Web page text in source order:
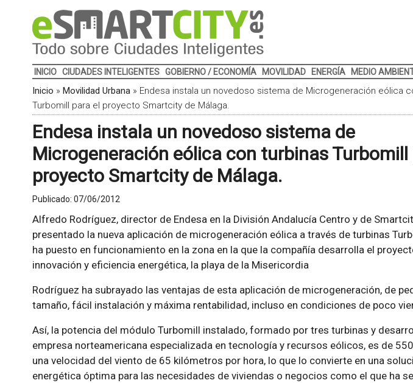
INICIO CIUDADES INTELIGENTES GOBIERNO / ECONOMÍA MOVILIDAD ENERGÍA MEDIO
Inicio » Movilidad Urbana» Endesa instala un novedoso sistema de Microgeneración eólica
Turbomill para el proyecto Smartcity de Málaga.
Endesa instala un novedoso sistema de
Microgeneración eólica con turbinas Turbomill
proyecto Smartcity de Málaga.
Publicado: 07/06/2012
Alfredo Rodríguez, director de Endesa en la División Andalucía Centro y de
presentado la nueva aplicación de microgeneración eólica a través de turbinas
ha puesto en funcionamiento en la zona en la que la compañía desarrolla el
innovación y eficiencia energética, la playa de la Misericordia
Rodríguez ha subrayado las ventajas de esta aplicación de microgeneración, de
tamaño, fácil instalación y máxima rentabilidad, incluso en condiciones de poco
Así, la potencia del módulo Turbomill instalado, formado por tres turbinas y
empresa norteamericana especializada en tecnología y recursos eólicos, es de
una velocidad del viento de 65 kilómetros por hora, lo que lo convierte en una
energética óptima para las necesidades de viviendas o negocios como el que ha